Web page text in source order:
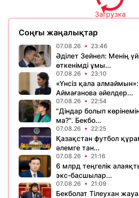
Загрузка
Соңғы жаңалықтар
07.08.26 23:46
Әділет Зейнел: Менің
өткенімді ұмы...
07.08.26 23:10
«Үнсіз қала
Аймағанова әйелдер...
07.08.26 22:54
"Діндар болып
ма?". Бекбо...
07.08.26 22:25
Қазақстан футбол
әлемге тан...
07.08.26 21:16
6 млрд теңгелік
экс-басшылар...
07.08.26 21:09
Бекболат Тілеухан